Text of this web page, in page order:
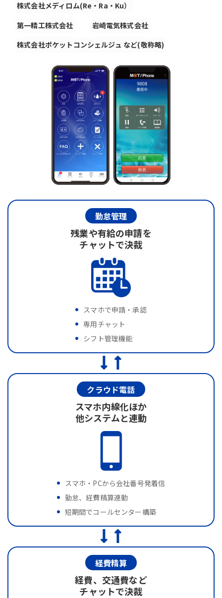
株式会社メディロム(Re・Ra・Ku）
第一精工株式会社
岩崎電気株式会社
株式会社ポケットコンシェルジュ など(敬称略)
勤怠管理
残業や有給の申請を
チャットで決裁
スマホで申請・承認
専用チャット
シフト管理機能
クラウド電話
スマホ内線化ほか
他システムと連動
スマホ・PCから会社番号発着信
勤怠、経費精算連動
短期間でコールセンター構築
経費精算
経費、交通費など
チャットで決裁